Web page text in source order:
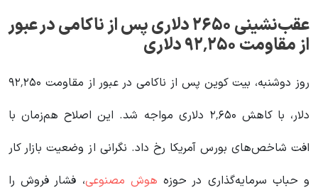
عقب‌نشینی ۲۶۵۰ دلاری پس از ناکامی در عبور
از مقاومت ۹۲٬۲۵۰ دلاری
روز دوشنبه، بیت کوین پس از ناکامی در عبور از مقاومت ۹۲٬۲۵۰
دلار، با کاهش ۲٬۶۵۰ دلاری مواجه شد. این اصلاح هم‌زمان با
افت شاخص‌های بورس آمریکا رخ داد. نگرانی از وضعیت بازار کار
و حباب سرمایه‌گذاری در حوزه هوش مصنوعی، فشار فروش را